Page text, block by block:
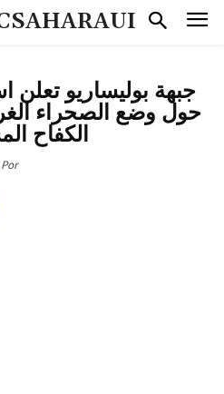
جبهة بوليساريو تعلن
حول وضع الصحراء
الكفاح
Por